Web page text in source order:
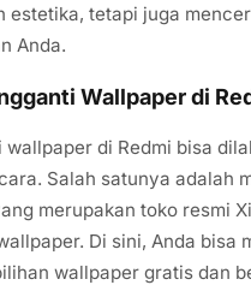
estetika, tetapi juga
Anda.
Wallpaper di
wallpaper di Redmi bisa
Salah satunya adalah
merupakan toko resmi
Di sini, Anda bisa
wallpaper gratis dan